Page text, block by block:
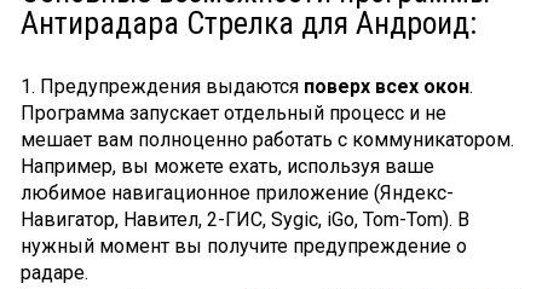
Антирадара Стрелка для Андроид:
1. Предупреждения выдаются поверх всех окон.
Программа запускает отдельный процесс и не
мешает вам полноценно работать с коммуникатором.
Например, вы можете ехать, используя ваше
любимое навигационное приложение (Яндекс-
Навигатор, Навител, 2-ГИС, Sygic, iGo, Tom-Tom). В
нужный момент вы получите предупреждение о
радаре.